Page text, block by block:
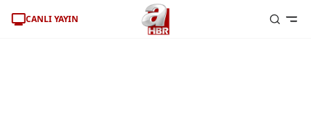
CANLI YAYIN